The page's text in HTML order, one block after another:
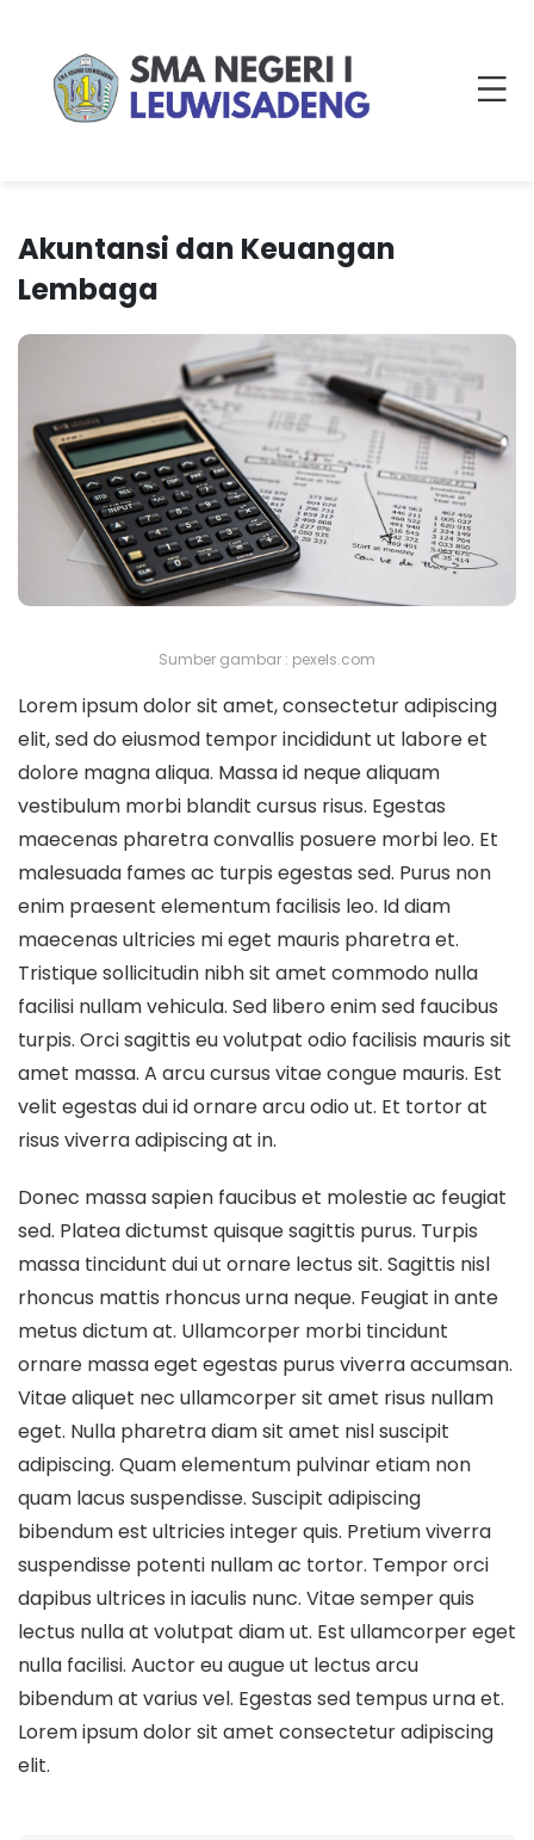
Akuntansi dan Keuangan
Lembaga
Sumber gambar : pexels.com
Lorem ipsum dolor sit amet, consectetur adipiscing
elit, sed do eiusmod tempor incididunt ut labore et
dolore magna aliqua. Massa id neque aliquam
vestibulum morbi blandit cursus risus. Egestas
maecenas pharetra convallis posuere morbi leo. Et
malesuada fames ac turpis egestas sed. Purus non
enim praesent elementum facilisis leo. Id diam
maecenas ultricies mi eget mauris pharetra et.
Tristique sollicitudin nibh sit amet commodo nulla
facilisi nullam vehicula. Sed libero enim sed faucibus
turpis. Orci sagittis eu volutpat odio facilisis mauris sit
amet massa. A arcu cursus vitae congue mauris. Est
velit egestas dui id ornare arcu odio ut. Et tortor at
risus viverra adipiscing at in.
Donec massa sapien faucibus et molestie ac feugiat
sed. Platea dictumst quisque sagittis purus. Turpis
massa tincidunt dui ut ornare lectus sit. Sagittis nisl
rhoncus mattis rhoncus urna neque. Feugiat in ante
metus dictum at. Ullamcorper morbi tincidunt
ornare massa eget egestas purus viverra accumsan.
Vitae aliquet nec ullamcorper sit amet risus nullam
eget. Nulla pharetra diam sit amet nisl suscipit
adipiscing. Quam elementum pulvinar etiam non
quam lacus suspendisse. Suscipit adipiscing
bibendum est ultricies integer quis. Pretium viverra
suspendisse potenti nullam ac tortor. Tempor orci
dapibus ultrices in iaculis nunc. Vitae semper quis
lectus nulla at volutpat diam ut. Est ullamcorper eget
nulla facilisi. Auctor eu augue ut lectus arcu
bibendum at varius vel. Egestas sed tempus urna et.
Lorem ipsum dolor sit amet consectetur adipiscing
elit.